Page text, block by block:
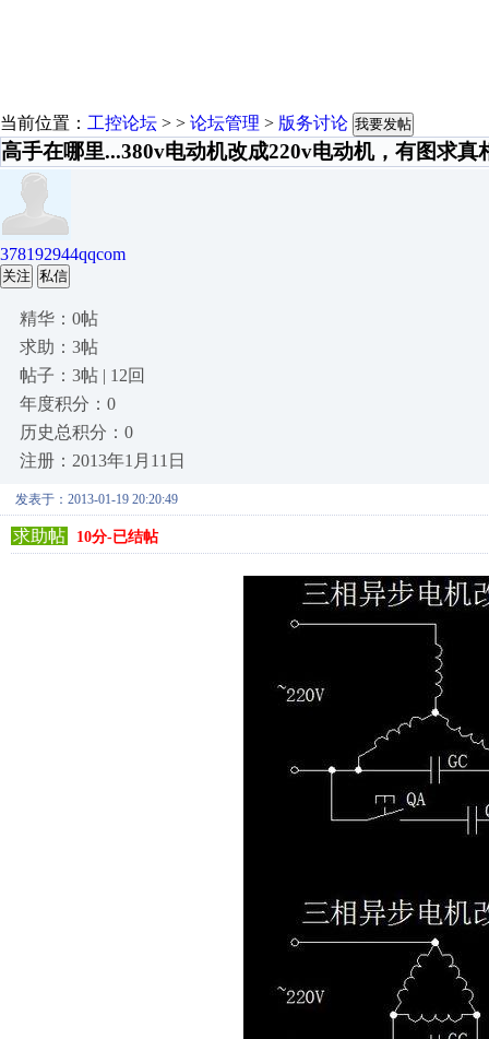
当前位置： 工控论坛 > > 论坛管理 > 版务讨论 我要发帖
高手在哪里...380v电动机改成220v电动机，有图求真
378192944qqcom
关注 私信
精华：0帖
求助：3帖
帖子：3帖 | 12回
年度积分：0
历史总积分：0
注册：2013年1月11日
发表于：2013-01-19 20:20:49
求助帖 10分-已结帖